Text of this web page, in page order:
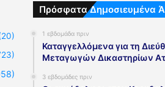
Πρόσφατα Δημοσιευμένα
1 εβδομάδα πριν
Καταγγελλόμενα για τη
Μεταγωγών Δικαστηρίων
3 εβδομάδες πριν